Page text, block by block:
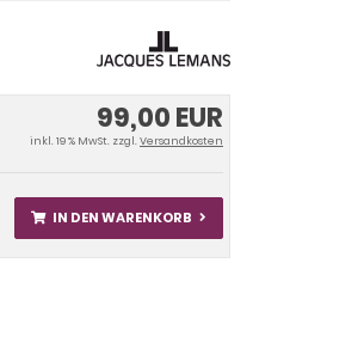
99,00 EUR
inkl. 19 % MwSt. zzgl.Versandkosten
IN DEN WARENKORB